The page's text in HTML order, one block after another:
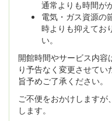
通常よりも時間が
電気・ガス資源の
時よりも抑えてお
い。
開館時間やサービス内容
り予告なく変更させて
旨予めご了承ください。
ご不便をおかけします
します。